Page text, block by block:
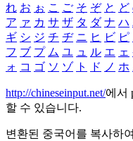
れ お ぉ こ ご そ ぞ と ど
ア ァ カ サ ザ タ ダ ナ ハ
ギ シ ジ チ ヂ ニ ヒ ビ ピ
フ ブ プ ム ユ ュ ル エ ェ
ォ コ ゴ ソ ゾ ト ド ノ ホ
http://chineseinput.net/에서
할 수 있습니다.
변환된 중국어를 복사하